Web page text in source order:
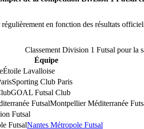
régulièrement en fonction des résultats
Classement Division 1 Futsal pour la
Équipe
Étoile Lavalloise
Sporting Club Paris
GOAL Futsal Club
Montpellier Méditerranée
Futsal
Nantes Métropole Futsal